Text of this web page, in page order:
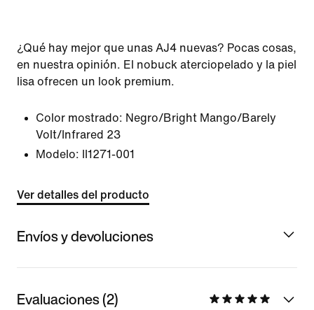
¿Qué hay mejor que unas AJ4 nuevas? Pocas cosas,
en nuestra opinión. El nobuck aterciopelado y la piel
lisa ofrecen un look premium.
Color mostrado: Negro/Bright Mango/Barely
Volt/Infrared 23
Modelo:
II1271-001
Ver detalles del producto
Envíos y devoluciones
Evaluaciones (2)